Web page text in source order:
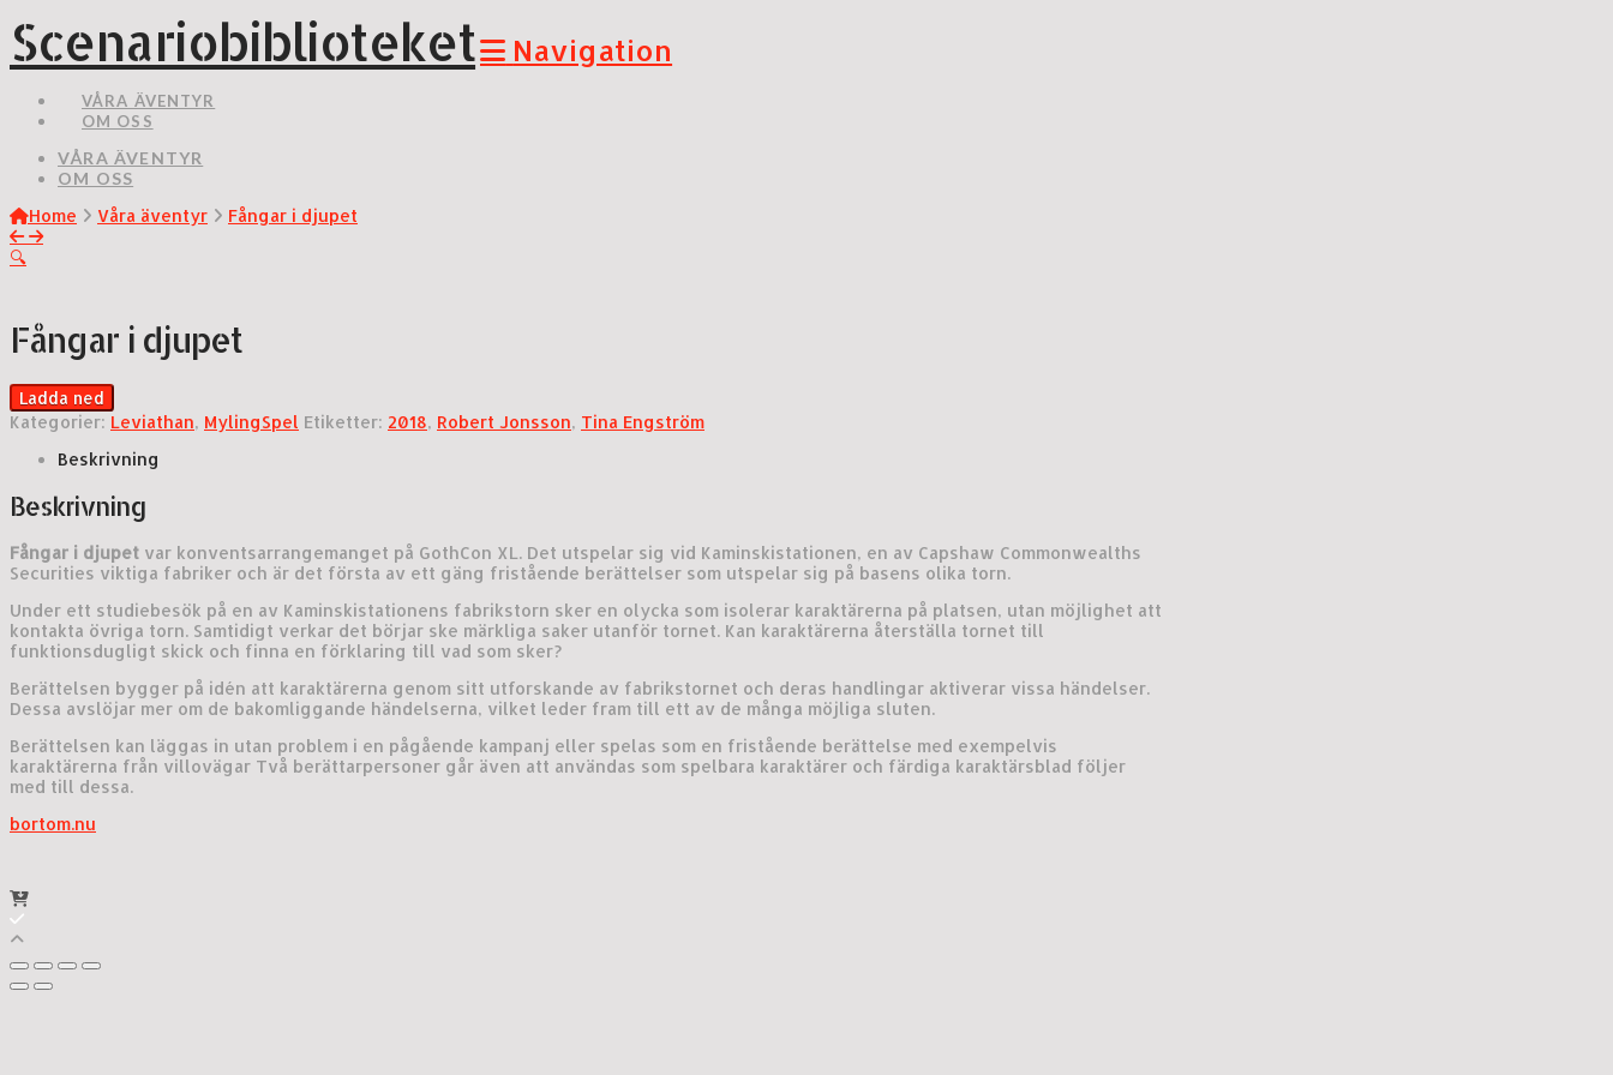
Scenariobiblioteket Navigation
VÅRA ÄVENTYR
OM OSS
VÅRA ÄVENTYR
OM OSS
Home
Våra äventyr Fångar i djupet
🔍
Fångar i djupet
Ladda ned
Kategorier: Leviathan, MylingSpel Etiketter: 2018, Robert Jonsson, Tina Engström
Beskrivning
Beskrivning
Fångar i djupet var konventsarrangemanget på GothCon XL. Det utspelar sig vid Kaminskistationen, en av Capshaw Commonwealths
Securities viktiga fabriker och är det första av ett gäng fristående berättelser som utspelar sig på basens olika torn.
Under ett studiebesök på en av Kaminskistationens fabrikstorn sker en olycka som isolerar karaktärerna på platsen, utan möjlighet att
kontakta övriga torn. Samtidigt verkar det börjar ske märkliga saker utanför tornet. Kan karaktärerna återställa tornet till
funktionsdugligt skick och finna en förklaring till vad som sker?
Berättelsen bygger på idén att karaktärerna genom sitt utforskande av fabrikstornet och deras handlingar aktiverar vissa händelser.
Dessa avslöjar mer om de bakomliggande händelserna, vilket leder fram till ett av de många möjliga sluten.
Berättelsen kan läggas in utan problem i en pågående kampanj eller spelas som en fristående berättelse med exempelvis
karaktärerna från villovägar Två berättarpersoner går även att användas som spelbara karaktärer och färdiga karaktärsblad följer
med till dessa.
bortom.nu